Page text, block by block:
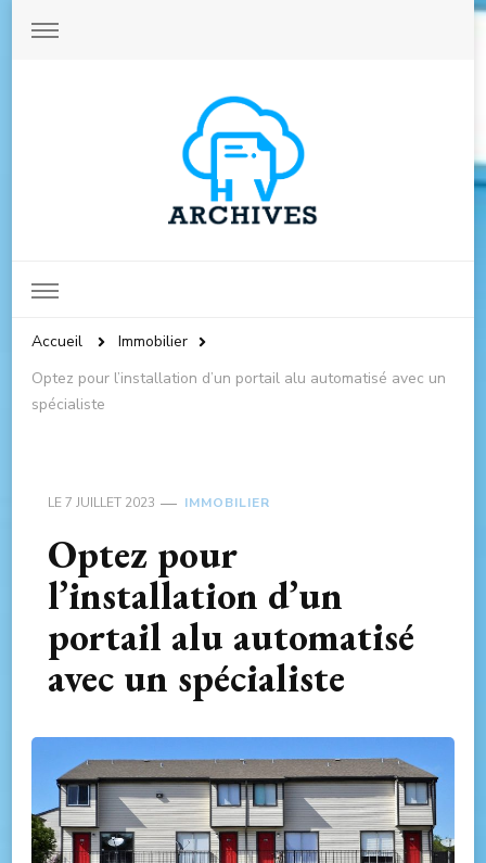
Accueil
Immobilier
Optez pour l’installation d’un portail alu automatisé avec un
spécialiste
LE7 JUILLET 2023 IMMOBILIER
Optez pour
l’installation d’un
portail alu automatisé
avec un spécialiste